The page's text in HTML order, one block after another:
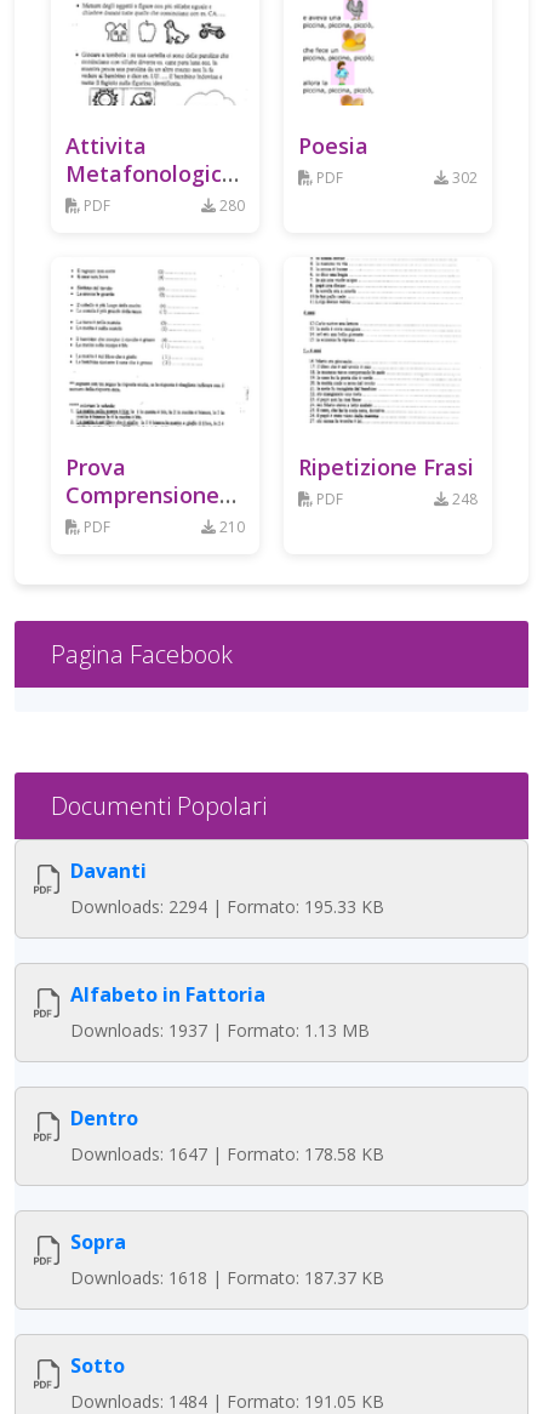
Attivita
Metafonologiche
Sillabico
PDF 280
Poesia
PDF 302
Prova
Comprensione
Sintattica
PDF 210
Ripetizione Frasi
PDF 248
Pagina Facebook
Documenti Popolari
Davanti
Downloads: 2294 | Formato: 195.33 KB
Alfabeto in Fattoria
Downloads: 1937 | Formato: 1.13 MB
Dentro
Downloads: 1647 | Formato: 178.58 KB
Sopra
Downloads: 1618 | Formato: 187.37 KB
Sotto
Downloads: 1484 | Formato: 191.05 KB